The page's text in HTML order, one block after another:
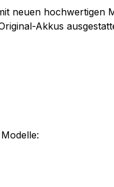
neuen hochwertigen
Akkus